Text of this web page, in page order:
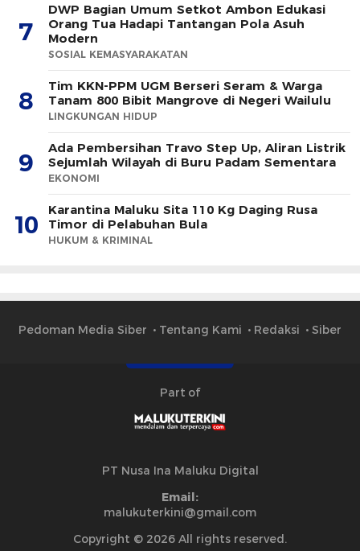
7
DWP Bagian Umum Setkot Ambon Edukasi
Orang Tua Hadapi Tantangan Pola Asuh
Modern
SOSIAL KEMASYARAKATAN
8
Tim KKN-PPM UGM Berseri Seram & Warga
Tanam 800 Bibit Mangrove di Negeri Wailulu
LINGKUNGAN HIDUP
9
Ada Pembersihan Travo Step Up, Aliran Listrik
Sejumlah Wilayah di Buru Padam Sementara
EKONOMI
10
Karantina Maluku Sita 110 Kg Daging Rusa
Timor di Pelabuhan Bula
HUKUM & KRIMINAL
Pedoman Media Siber Tentang Kami Redaksi Siber
Part of
PT Nusa Ina Maluku Digital
Email:
malukuterkini@gmail.com
Copyright © 2026 All rights reserved.